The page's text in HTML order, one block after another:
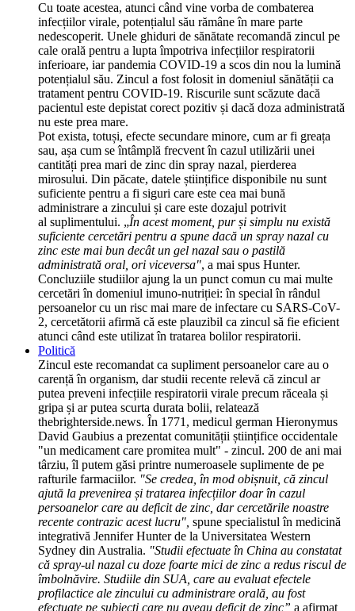
Cu toate acestea, atunci când vine vorba de combaterea
infecțiilor virale, potențialul său rămâne în mare parte
nedescoperit. Unele ghiduri de sănătate recomandă zincul pe
cale orală pentru a lupta împotriva infecțiilor respiratorii
inferioare, iar pandemia COVID-19 a scos din nou la lumină
potențialul său. Zincul a fost folosit in domeniul sănătății ca
tratament pentru COVID-19. Riscurile sunt scăzute dacă
pacientul este depistat corect pozitiv și dacă doza administrată
nu este prea mare.
Pot exista, totuși, efecte secundare minore, cum ar fi greața
sau, așa cum se întâmplă frecvent în cazul utilizării unei
cantități prea mari de zinc din spray nazal, pierderea
mirosului. Din păcate, datele științifice disponibile nu sunt
suficiente pentru a fi siguri care este cea mai bună
administrare a zincului și care este dozajul potrivit
al suplimentului. „În acest moment, pur și simplu nu există
suficiente cercetări pentru a spune dacă un spray nazal cu
zinc este mai bun decât un gel nazal sau o pastilă
administrată oral, ori viceversa", a mai spus Hunter.
Concluziile studiilor ajung la un punct comun cu mai multe
cercetări în domeniul imuno-nutriției: în special în rândul
persoanelor cu un risc mai mare de infectare cu SARS-CoV-
2, cercetătorii afirmă că este plauzibil ca zincul să fie eficient
atunci când este utilizat în tratarea bolilor respiratorii.
Politică
Zincul este recomandat ca supliment persoanelor care au o
carență în organism, dar studii recente relevă că zincul ar
putea preveni infecțiile respiratorii virale precum răceala și
gripa și ar putea scurta durata bolii, relatează
thebrighterside.news. În 1771, medicul german Hieronymus
David Gaubius a prezentat comunității științifice occidentale
"un medicament care promitea mult" - zincul. 200 de ani mai
târziu, îl putem găsi printre numeroasele suplimente de pe
rafturile farmaciilor. "Se credea, în mod obișnuit, că zincul
ajută la prevenirea și tratarea infecțiilor doar în cazul
persoanelor care au deficit de zinc, dar cercetările noastre
recente contrazic acest lucru", spune specialistul în medicină
integrativă Jennifer Hunter de la Universitatea Western
Sydney din Australia. "Studii efectuate în China au constatat
că spray-ul nazal cu doze foarte mici de zinc a redus riscul de
îmbolnăvire. Studiile din SUA, care au evaluat efectele
profilactice ale zincului cu administrare orală, au fost
efectuate pe subiecți care nu aveau deficit de zinc” a afirmat